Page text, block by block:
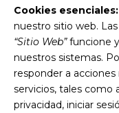
Cookies esenciales:
nuestro sitio web.
“Sitio Web”funcione
nuestros sistemas.
responder a acciones
servicios, tales como
privacidad, iniciar